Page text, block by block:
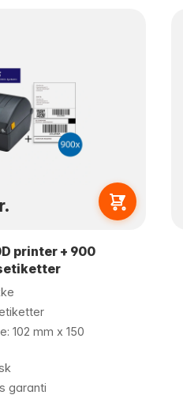
printer + 900
102 mm x 150
garanti